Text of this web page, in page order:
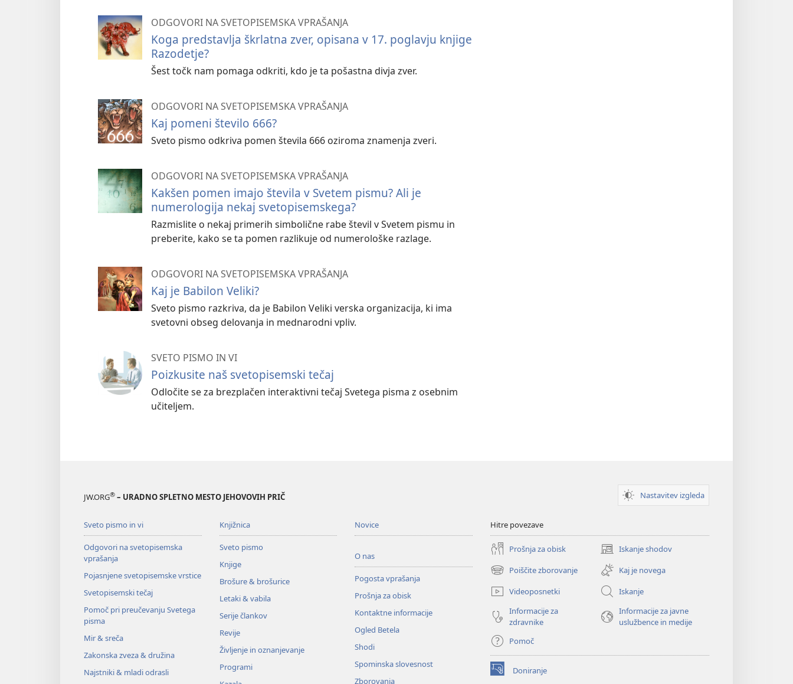
ODGOVORI NA SVETOPISEMSKA VPRAŠANJA
Koga predstavlja škrlatna zver, opisana v 17. poglavju knjige
Razodetje?
Šest točk nam pomaga odkriti, kdo je ta pošastna divja zver.
ODGOVORI NA SVETOPISEMSKA VPRAŠANJA
Kaj pomeni število 666?
Sveto pismo odkriva pomen števila 666 oziroma znamenja zveri.
ODGOVORI NA SVETOPISEMSKA VPRAŠANJA
Kakšen pomen imajo števila v Svetem pismu? Ali je
numerologija nekaj svetopisemskega?
Razmislite o nekaj primerih simbolične rabe števil v Svetem pismu in
preberite, kako se ta pomen razlikuje od numerološke razlage.
ODGOVORI NA SVETOPISEMSKA VPRAŠANJA
Kaj je Babilon Veliki?
Sveto pismo razkriva, da je Babilon Veliki verska organizacija, ki ima
svetovni obseg delovanja in mednarodni vpliv.
SVETO PISMO IN VI
Poizkusite naš svetopisemski tečaj
Odločite se za brezplačen interaktivni tečaj Svetega pisma z osebnim
učiteljem.
JW.ORG® – URADNO SPLETNO MESTO JEHOVOVIH PRIČ Nastavitev izgleda
Sveto pismo in vi
Odgovori na svetopisemska
vprašanja
Pojasnjene svetopisemske vrstice
Svetopisemski tečaj
Pomoč pri preučevanju Svetega
pisma
Mir & sreča
Zakonska zveza & družina
Najstniki & mladi odrasli
Knjižnica
Sveto pismo
Knjige
Brošure & brošurice
Letaki & vabila
Serije člankov
Revije
Življenje in oznanjevanje
Programi
Novice
O nas
Pogosta vprašanja
Prošnja za obisk
Kontaktne informacije
Ogled Betela
Shodi
Spominska slovesnost
Zborovanja
Hitre povezave
Prošnja za obisk Iskanje shodov
(odpre
novo
okno)
Poiščite zborovanje
(odpre
novo
okno)
Kaj je novega
Videoposnetki
Iskanje
Informacije za
zdravnike
Informacije za javne
uslužbence in medije
Pomoč
Doniranje
(odpre